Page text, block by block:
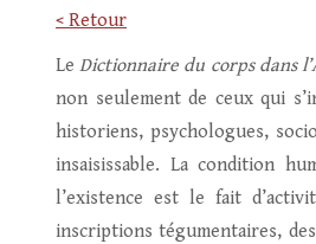
< Retour
LeDictionnaire du corps dans
non seulement de ceux qui
historiens, psychologues,
insaisissable. La condition
l’existence est le fait
inscriptions tégumentaires,